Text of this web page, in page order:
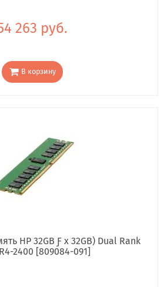
263 руб.
В корзину
HP 32GB Ƒ x 32GB) Dual Rank
2400 [809084-091]